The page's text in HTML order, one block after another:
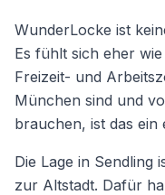
WunderLocke ist
Es fühlt sich eher
Freizeit- und
München sind und
brauchen, ist das ein
Die Lage in Sendling
zur Altstadt. Dafür